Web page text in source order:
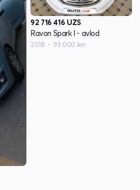
92 716 416 UZS
Ravon Spark I - avlod
2018 93 000 km